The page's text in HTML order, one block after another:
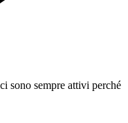
sono sempre attivi perché